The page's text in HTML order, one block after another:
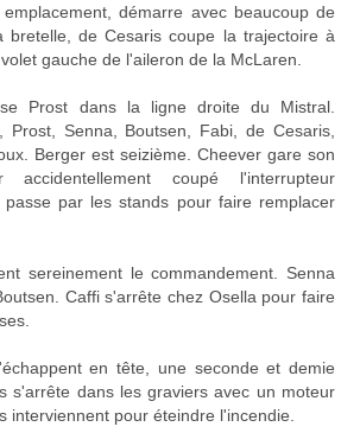
démarre avec beaucoup de
bretelle, de Cesaris coupe la trajectoire à
gauche de l'aileron de la McLaren.
Prost dans la ligne droite du Mistral.
Prost, Senna, Boutsen, Fabi, de Cesaris,
Berger est seizième. Cheever gare son
coupé l'interrupteur
par les stands pour faire remplacer
sereinement le commandement. Senna
Caffi s'arrête chez Osella pour faire
en tête, une seconde et demie
s'arrête dans les graviers avec un moteur
interviennent pour éteindre l'incendie.